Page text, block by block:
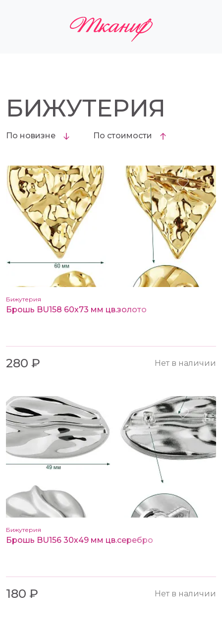
БИЖУТЕРИЯ
По новизне По стоимости
Бижутерия
Брошь BU158 60х73 мм цв.золото
280 ₽ Нет в наличии
Бижутерия
Брошь BU156 30х49 мм цв.серебро
180 ₽ Нет в наличии